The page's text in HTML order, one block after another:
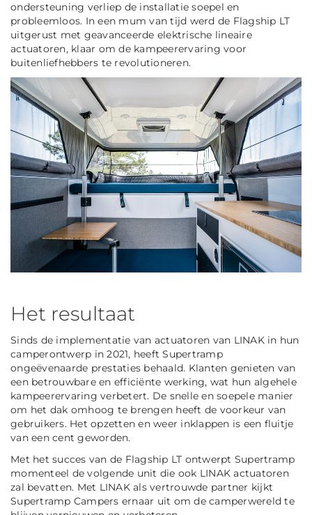
ondersteuning verliep de installatie soepel en
probleemloos. In een mum van tijd werd de Flagship LT
uitgerust met geavanceerde elektrische lineaire
actuatoren, klaar om de kampeerervaring voor
buitenliefhebbers te revolutioneren.
Het resultaat
Sinds de implementatie van actuatoren van LINAK in hun
camperontwerp in 2021, heeft Supertramp
ongeëvenaarde prestaties behaald. Klanten genieten van
een betrouwbare en efficiënte werking, wat hun algehele
kampeerervaring verbetert. De snelle en soepele manier
om het dak omhoog te brengen heeft de voorkeur van
gebruikers. Het opzetten en weer inklappen is een fluitje
van een cent geworden.
Met het succes van de Flagship LT ontwerpt Supertramp
momenteel de volgende unit die ook LINAK actuatoren
zal bevatten. Met LINAK als vertrouwde partner kijkt
Supertramp Campers ernaar uit om de camperwereld te